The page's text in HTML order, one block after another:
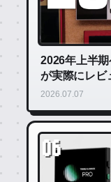
2026年上半
が実際にレビ
2026.07.07
06